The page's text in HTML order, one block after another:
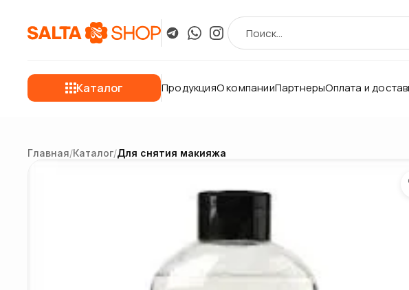
Каталог ПродукцияО компанииПартнерыОплата и
Главная/Каталог/Для снятия макияжа